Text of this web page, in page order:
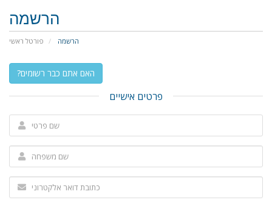
הרשמה
פורטל ראשי הרשמה
?האם אתם כבר רשומים
פרטים אישיים